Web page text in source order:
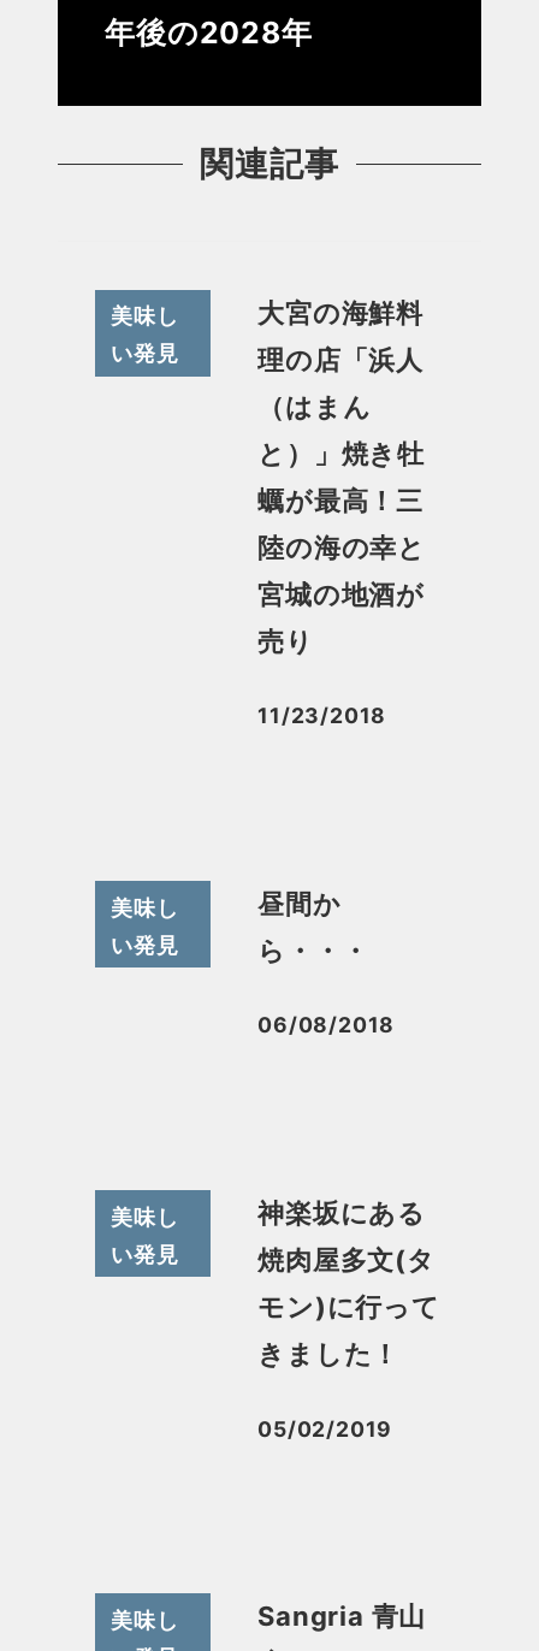
年後の2028年
関連記事
美味し
い発見
大宮の海鮮料
理の店「浜人
（はまん
と）」焼き牡
蠣が最高！三
陸の海の幸と
宮城の地酒が
売り
投稿日
11/23/2018
美味し
い発見
昼間か
ら・・・
投稿日
06/08/2018
美味し
い発見
神楽坂にある
焼肉屋多文(タ
モン)に行って
きました！
投稿日
05/02/2019
美味し
Sangria 青山